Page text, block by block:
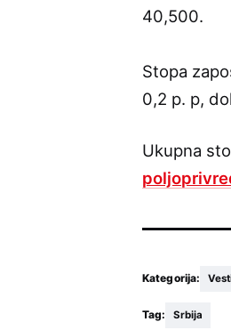
40,500.
Stopa
0,2 p. p,
Ukupna
Kategorija:
Tag: Srbija